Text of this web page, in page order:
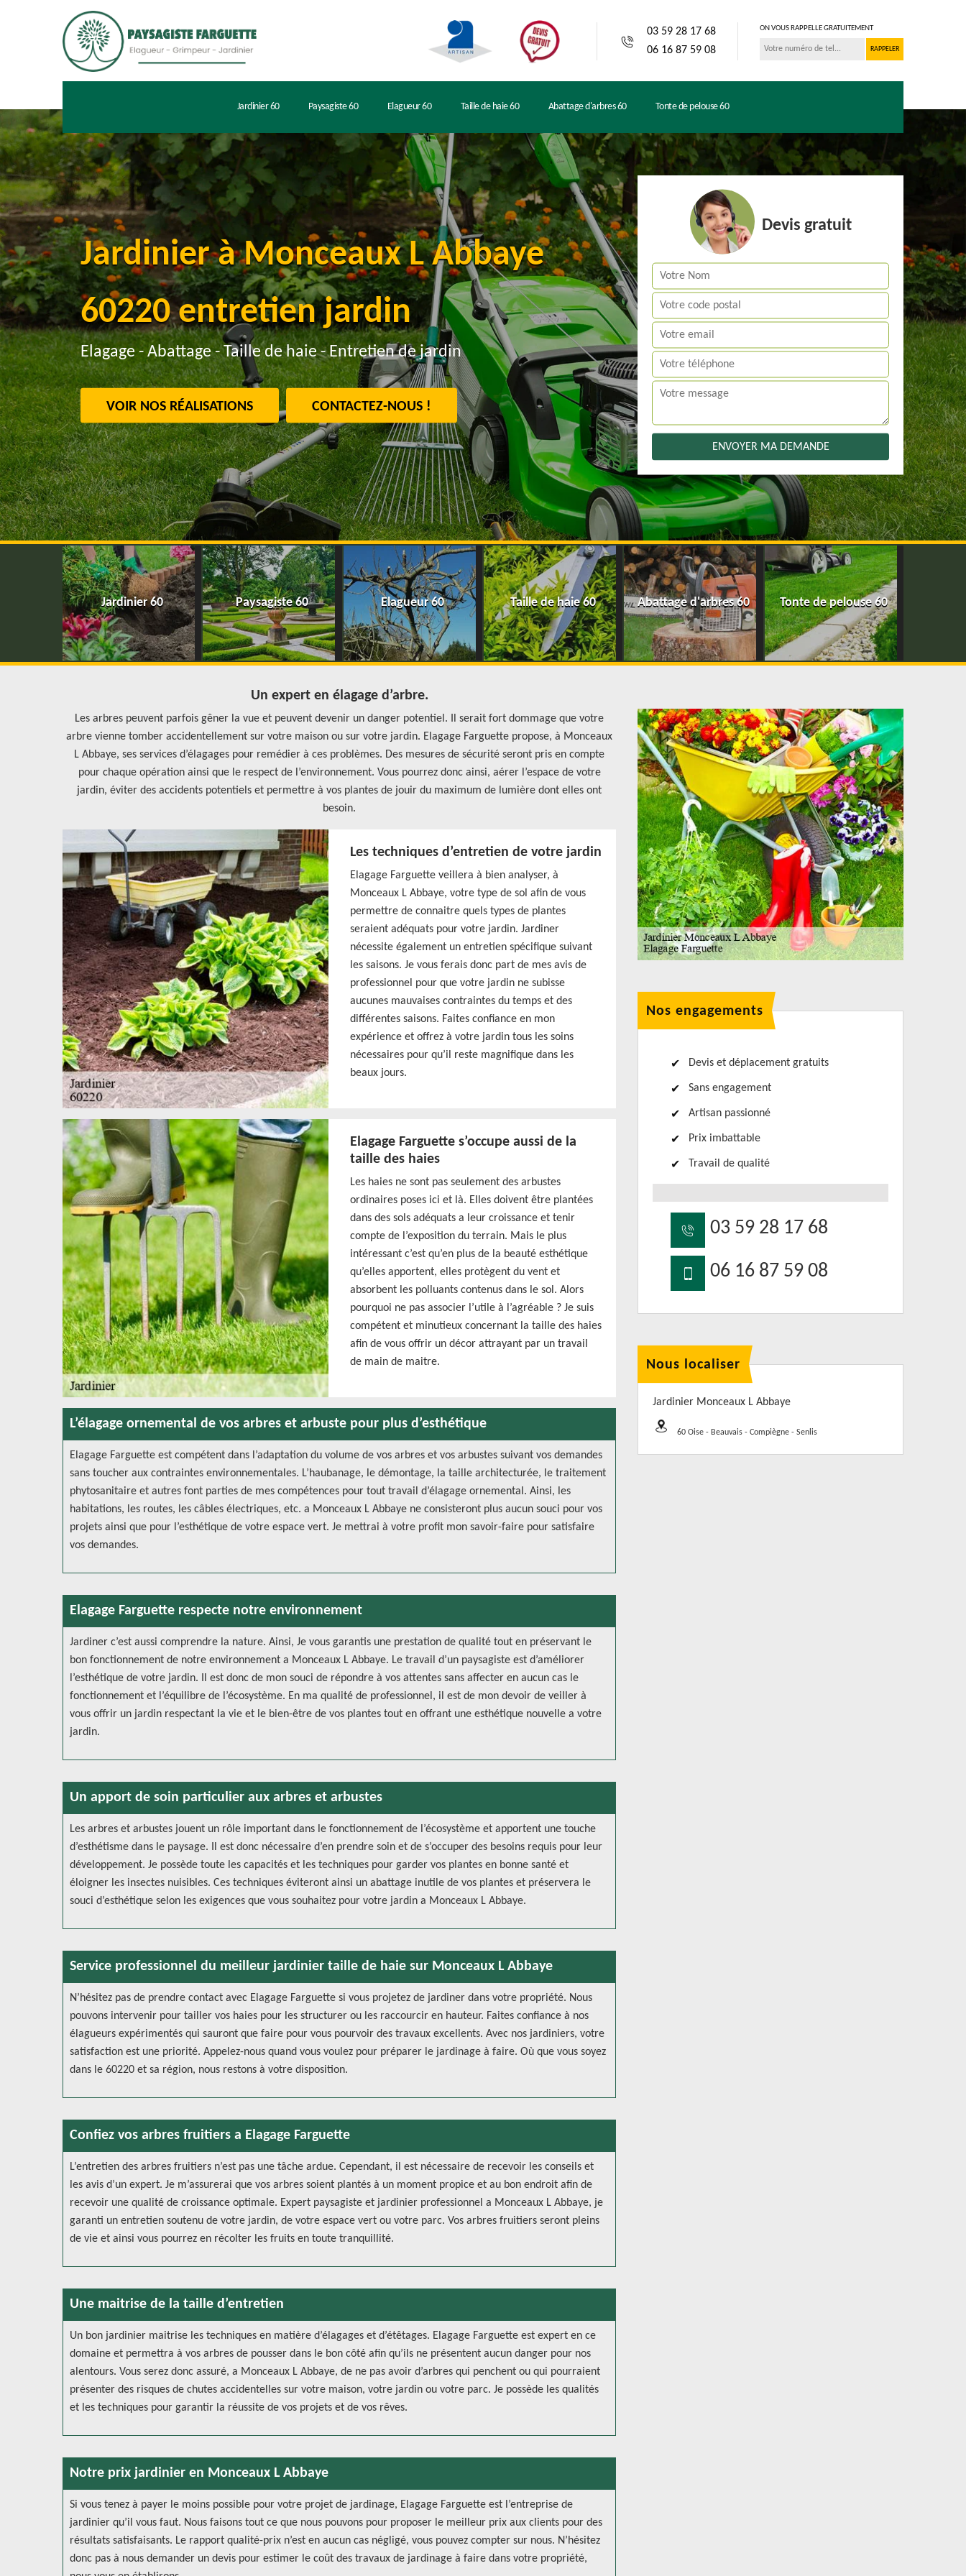
03 59 28 17 68
06 16 87 59 08
ON VOUS RAPPELLE GRATUITEMENT
Jardinier 60 Paysagiste 60 Elagueur 60 Taille de haie 60 Abattage d'arbres 60 Tonte de pelouse 60
Jardinier à Monceaux L Abbaye
60220 entretien jardin
Elagage - Abattage - Taille de haie - Entretien de jardin
VOIR NOS RÉALISATIONS CONTACTEZ-NOUS !
Devis gratuit
Jardinier 60 Paysagiste 60 Elagueur 60 Taille de haie 60 Abattage d'arbres 60 Tonte de pelouse 60
Un expert en élagage d’arbre.
Les arbres peuvent parfois gêner la vue et peuvent devenir un danger potentiel. Il serait fort dommage que votre
arbre vienne tomber accidentellement sur votre maison ou sur votre jardin. Elagage Farguette propose, à Monceaux
L Abbaye, ses services d’élagages pour remédier à ces problèmes. Des mesures de sécurité seront pris en compte
pour chaque opération ainsi que le respect de l’environnement. Vous pourrez donc ainsi, aérer l’espace de votre
jardin, éviter des accidents potentiels et permettre à vos plantes de jouir du maximum de lumière dont elles ont
besoin.
Les techniques d’entretien de votre jardin
Elagage Farguette veillera à bien analyser, à
Monceaux L Abbaye, votre type de sol afin de vous
permettre de connaitre quels types de plantes
seraient adéquats pour votre jardin. Jardiner
nécessite également un entretien spécifique suivant
les saisons. Je vous ferais donc part de mes avis de
professionnel pour que votre jardin ne subisse
aucunes mauvaises contraintes du temps et des
différentes saisons. Faites confiance en mon
expérience et offrez à votre jardin tous les soins
nécessaires pour qu’il reste magnifique dans les
beaux jours.
Elagage Farguette s’occupe aussi de la
taille des haies
Les haies ne sont pas seulement des arbustes
ordinaires poses ici et là. Elles doivent être plantées
dans des sols adéquats a leur croissance et tenir
compte de l’exposition du terrain. Mais le plus
intéressant c’est qu’en plus de la beauté esthétique
qu’elles apportent, elles protègent du vent et
absorbent les polluants contenus dans le sol. Alors
pourquoi ne pas associer l’utile à l’agréable ? Je suis
compétent et minutieux concernant la taille des haies
afin de vous offrir un décor attrayant par un travail
de main de maitre.
L’élagage ornemental de vos arbres et arbuste pour plus d’esthétique
Elagage Farguette est compétent dans l’adaptation du volume de vos arbres et vos arbustes suivant vos demandes
sans toucher aux contraintes environnementales. L’haubanage, le démontage, la taille architecturée, le traitement
phytosanitaire et autres font parties de mes compétences pour tout travail d’élagage ornemental. Ainsi, les
habitations, les routes, les câbles électriques, etc. a Monceaux L Abbaye ne consisteront plus aucun souci pour vos
projets ainsi que pour l’esthétique de votre espace vert. Je mettrai à votre profit mon savoir-faire pour satisfaire
vos demandes.
Elagage Farguette respecte notre environnement
Jardiner c’est aussi comprendre la nature. Ainsi, Je vous garantis une prestation de qualité tout en préservant le
bon fonctionnement de notre environnement a Monceaux L Abbaye. Le travail d’un paysagiste est d’améliorer
l’esthétique de votre jardin. Il est donc de mon souci de répondre à vos attentes sans affecter en aucun cas le
fonctionnement et l’équilibre de l’écosystème. En ma qualité de professionnel, il est de mon devoir de veiller à
vous offrir un jardin respectant la vie et le bien-être de vos plantes tout en offrant une esthétique nouvelle a votre
jardin.
Un apport de soin particulier aux arbres et arbustes
Les arbres et arbustes jouent un rôle important dans le fonctionnement de l’écosystème et apportent une touche
d’esthétisme dans le paysage. Il est donc nécessaire d’en prendre soin et de s’occuper des besoins requis pour leur
développement. Je possède toute les capacités et les techniques pour garder vos plantes en bonne santé et
éloigner les insectes nuisibles. Ces techniques éviteront ainsi un abattage inutile de vos plantes et préservera le
souci d’esthétique selon les exigences que vous souhaitez pour votre jardin a Monceaux L Abbaye.
Service professionnel du meilleur jardinier taille de haie sur Monceaux L Abbaye
N’hésitez pas de prendre contact avec Elagage Farguette si vous projetez de jardiner dans votre propriété. Nous
pouvons intervenir pour tailler vos haies pour les structurer ou les raccourcir en hauteur. Faites confiance à nos
élagueurs expérimentés qui sauront que faire pour vous pourvoir des travaux excellents. Avec nos jardiniers, votre
satisfaction est une priorité. Appelez-nous quand vous voulez pour préparer le jardinage à faire. Où que vous soyez
dans le 60220 et sa région, nous restons à votre disposition.
Confiez vos arbres fruitiers a Elagage Farguette
L’entretien des arbres fruitiers n’est pas une tâche ardue. Cependant, il est nécessaire de recevoir les conseils et
les avis d’un expert. Je m’assurerai que vos arbres soient plantés à un moment propice et au bon endroit afin de
recevoir une qualité de croissance optimale. Expert paysagiste et jardinier professionnel a Monceaux L Abbaye, je
garanti un entretien soutenu de votre jardin, de votre espace vert ou votre parc. Vos arbres fruitiers seront pleins
de vie et ainsi vous pourrez en récolter les fruits en toute tranquillité.
Une maitrise de la taille d’entretien
Un bon jardinier maitrise les techniques en matière d’élagages et d’étêtages. Elagage Farguette est expert en ce
domaine et permettra à vos arbres de pousser dans le bon côté afin qu’ils ne présentent aucun danger pour nos
alentours. Vous serez donc assuré, a Monceaux L Abbaye, de ne pas avoir d’arbres qui penchent ou qui pourraient
présenter des risques de chutes accidentelles sur votre maison, votre jardin ou votre parc. Je possède les qualités
et les techniques pour garantir la réussite de vos projets et de vos rêves.
Notre prix jardinier en Monceaux L Abbaye
Si vous tenez à payer le moins possible pour votre projet de jardinage, Elagage Farguette est l’entreprise de
jardinier qu’il vous faut. Nous faisons tout ce que nous pouvons pour proposer le meilleur prix aux clients pour des
résultats satisfaisants. Le rapport qualité-prix n’est en aucun cas négligé, vous pouvez compter sur nous. N’hésitez
donc pas à nous demander un devis pour estimer le coût des travaux de jardinage à faire dans votre propriété,
Nos engagements
Devis et déplacement gratuits
Sans engagement
Artisan passionné
Prix imbattable
Travail de qualité
03 59 28 17 68
06 16 87 59 08
Nous localiser
Jardinier Monceaux L Abbaye
60 Oise - Beauvais - Compiègne - Senlis